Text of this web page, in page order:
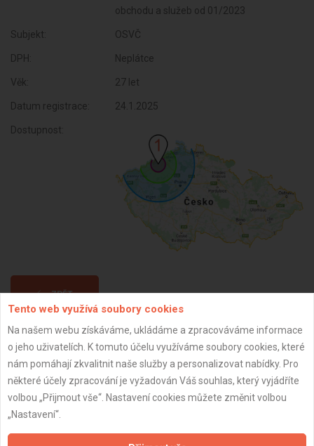
obchodu a služeb od 01/2023
Subjekt: OSVČ
DPH: Neplátce
Věk: 27 let
Datum registrace: 24.1.2025
Dostupnost:
ZPĚT
Aktualizováno z portálu ARES dne 24.01.2025 21:41:52
Tento web využívá soubory cookies
Na našem webu získáváme, ukládáme a zpracováváme informace
o jeho uživatelích. K tomuto účelu využíváme soubory cookies, které
nám pomáhají zkvalitnit naše služby a personalizovat nabídky. Pro
některé účely zpracování je vyžadován Váš souhlas, který vyjádříte
volbou „Přijmout vše“. Nastavení cookies můžete změnit volbou
„Nastavení“.